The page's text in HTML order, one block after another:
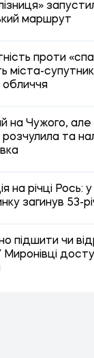
маршрут
проти
міста-
на Чужого, але
та
на річці Рось:
загинув 53-
підшити чи
Миронівці